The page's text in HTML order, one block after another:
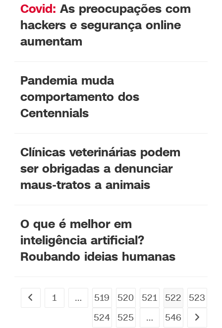
Covid: As preocupações com
hackers e segurança online
aumentam
Pandemia muda
comportamento dos
Centennials
Clínicas veterinárias podem
ser obrigadas a denunciar
maus-tratos a animais
O que é melhor em
inteligência artificial?
Roubando ideias humanas
1 … 519 520 521 522
523
524
525 … 546